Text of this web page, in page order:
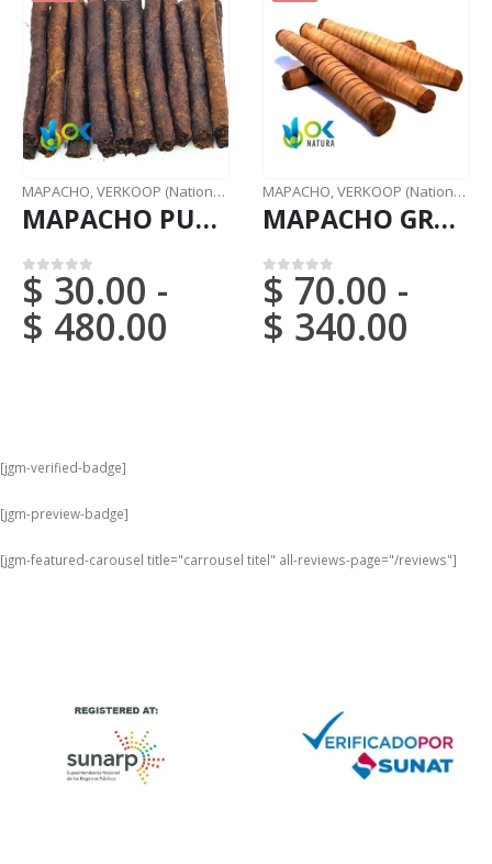
MAPACHO,VERKOOP (Nationale post)
MAPACHO PURE (Nicotiana Rustic) - Zonder kunstmatige chemicaliën - Natuurlijk en vers
0van 5
$ 30.00 -
$ 480.00
MAPACHO,VERKOOP (Nationale post)
MAPACHO GROTE MAZO (Nicotiana Rustic) Vers - Afgesneden Rol
0van 5
$ 70.00 -
$ 340.00
[jgm-verified-badge]
[jgm-preview-badge]
[jgm-featured-carousel title="carrousel titel" all-reviews-page="/reviews"]